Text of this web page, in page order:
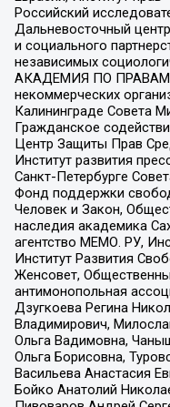
Российский
Дальневосточный
и социального
независимых
АКАДЕМИЯ ПО ПРАВАМ
некоммерческих
Калининграде Совета
Гражданское
Центр Защиты Прав
Институт развития
Санкт-Петербурге
Фонд поддержки
Человек и Закон,
наследия академика
агентство МЕМО. РУ,
Институт Развития
Женсовет,
антимонопольная
Дзугкоева Регина
Владимирович,
Ольга Вадимовна,
Ольга Борисовна,
Васильева Анастасия
Бойко Анатолий